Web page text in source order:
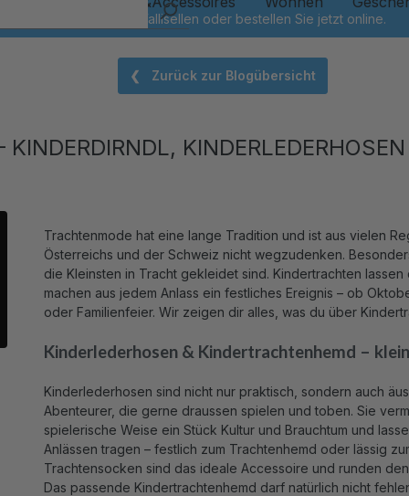
❮ Zurück zur Blogübersicht
Trachtenmode hat eine lange Tradition und ist aus vielen
Österreichs und der Schweiz nicht wegzudenken.
die Kleinsten in Tracht gekleidet sind. Kindertrachten
machen aus jedem Anlass ein festliches Ereignis – ob
oder Familienfeier. Wir zeigen dir alles, was du über
Kinderlederhosen & Kindertrachtenhemd –
Kinderlederhosen sind nicht nur praktisch, sondern auch
Abenteurer, die gerne draussen spielen und toben. Sie
spielerische Weise ein Stück Kultur und Brauchtum und
Anlässen tragen – festlich zum Trachtenhemd oder lässig
Trachtensocken sind das ideale Accessoire und runden
Das passende Kindertrachtenhemd darf natürlich nicht